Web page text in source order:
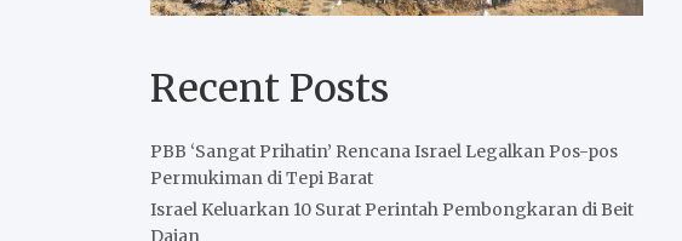
Recent Posts
PBB ‘Sangat Prihatin’ Rencana Israel Legalkan Pos-pos
Permukiman di Tepi Barat
Israel Keluarkan 10 Surat Perintah Pembongkaran di Beit
Dajan